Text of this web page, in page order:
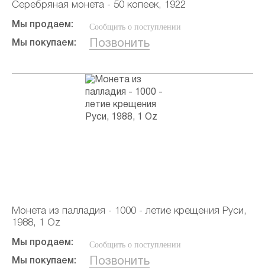
Серебряная монета - 50 копеек, 1922
Мы продаем: Сообщить о поступлении
Мы покупаем: Позвонить
Монета из палладия - 1000 - летие крещения Руси,
1988, 1 Oz
Мы продаем: Сообщить о поступлении
Мы покупаем: Позвонить